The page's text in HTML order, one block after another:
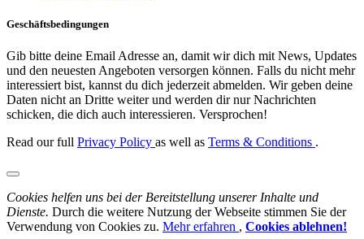
Geschäftsbedingungen
Gib bitte deine Email Adresse an, damit wir dich mit News, Updates
und den neuesten Angeboten versorgen können. Falls du nicht mehr
interessiert bist, kannst du dich jederzeit abmelden. Wir geben deine
Daten nicht an Dritte weiter und werden dir nur Nachrichten
schicken, die dich auch interessieren. Versprochen!
Read our full Privacy Policy as well as Terms & Conditions .
Cookies helfen uns bei der Bereitstellung unserer Inhalte und
Dienste. Durch die weitere Nutzung der Webseite stimmen Sie der
Verwendung von Cookies zu. Mehr erfahren , Cookies ablehnen!